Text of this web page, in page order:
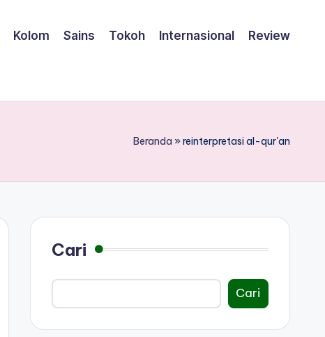
Kolom Sains Tokoh Internasional Review
Beranda »reinterpretasi al-qur'an
Cari
Cari